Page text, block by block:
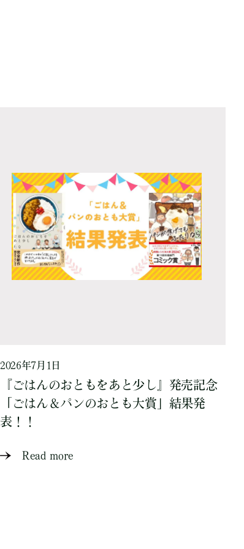
2026年7月1日
『ごはんのおともをあと少し』発売記念
「ごはん＆パンのおとも大賞」結果発
表！！
Read more